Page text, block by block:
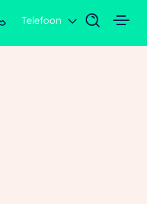
Telefoon